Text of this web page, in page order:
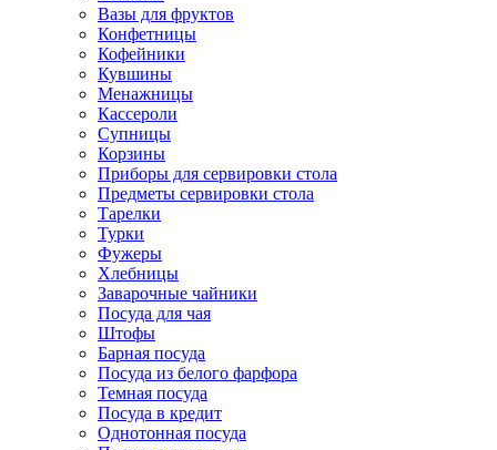
Вазы для фруктов
Конфетницы
Кофейники
Кувшины
Менажницы
Кассероли
Супницы
Корзины
Приборы для сервировки стола
Предметы сервировки стола
Тарелки
Турки
Фужеры
Хлебницы
Заварочные чайники
Посуда для чая
Штофы
Барная посуда
Посуда из белого фарфора
Темная посуда
Посуда в кредит
Однотонная посуда